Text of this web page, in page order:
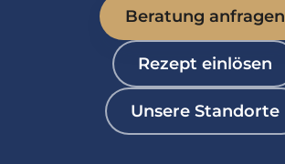
Beratung anfragen
Rezept einlösen
Unsere Standorte